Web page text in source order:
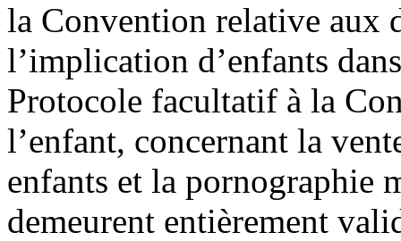
la Convention relative aux
l’implication d’enfants
Protocole facultatif à la
l’enfant, concernant la
enfants et la pornographie
demeurent entièrement